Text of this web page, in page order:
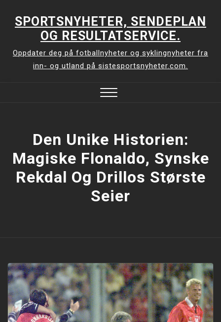
SPORTSNYHETER, SENDEPLAN
OG RESULTATSERVICE.
Oppdater deg på fotballnyheter og syklingnyheter fra
inn- og utland på sistesportsnyheter.com.
Den Unike Historien:
Magiske Flonaldo, Synske
Rekdal Og Drillos Største
Seier